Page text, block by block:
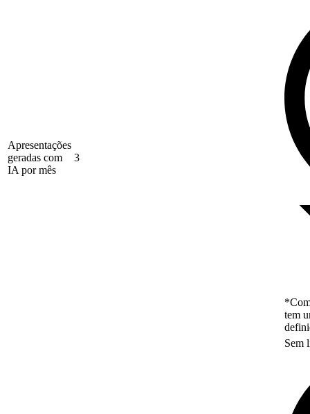
Apresentações
geradas com
IA por mês
3
tem
Sem